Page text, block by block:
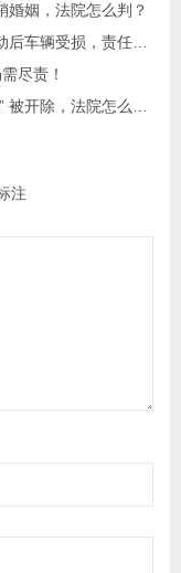
婚姻，法院怎么判？
尽责！
注